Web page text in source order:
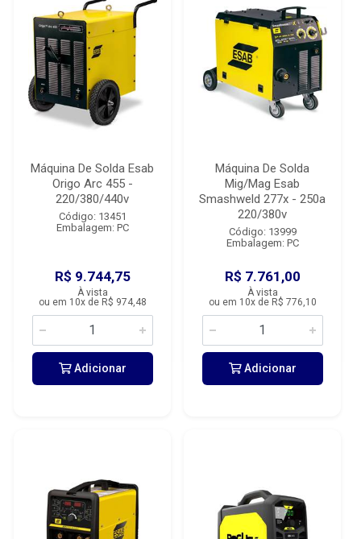
Máquina De Solda Esab
Origo Arc 455 -
220/380/440v
Código: 13451
Embalagem: PC
R$ 9.744,75
À vista
ou em 10x de R$ 974,48
Adicionar
Máquina De Solda
Mig/Mag Esab
Smashweld 277x - 250a
220/380v
Código: 13999
Embalagem: PC
R$ 7.761,00
À vista
ou em 10x de R$ 776,10
Adicionar